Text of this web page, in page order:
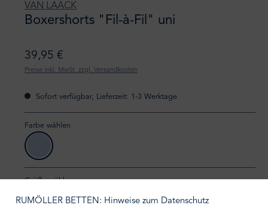
VAN LAACK
Boxershorts "Fil-à-Fil" uni
39,95 €
Preise inkl. MwSt. zzgl. Versandkosten
Sofort verfügbar, Lieferzeit: 1-3 Werktage
Farbe wählen
720 uni
Größe wählen
48
RUMÖLLER BETTEN: Hinweise zum Datenschutz